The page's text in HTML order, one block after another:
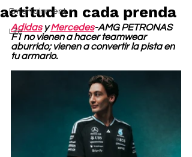
Entertainment
Life
actitud en cada prenda
Adidas y Mercedes-AMG PETRONAS
F1 no vienen a hacer teamwear
aburrido; vienen a convertir la pista en
tu armario.